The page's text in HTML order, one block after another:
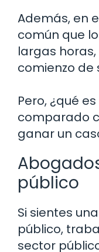
Además, en
común que
largas
comienzo de
Pero, ¿qué
comparado
ganar un
público
Si sientes
público,
sector